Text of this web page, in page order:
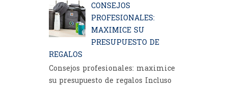
CONSEJOS
PROFESIONALES:
MAXIMICE SU
PRESUPUESTO DE
REGALOS
Consejos profesionales: maximice
su presupuesto de regalos Incluso